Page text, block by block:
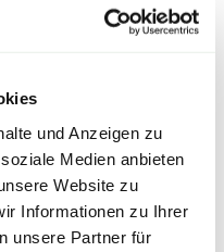
und Anzeigen zu
Medien anbieten
Website zu
Informationen zu Ihrer
unsere Partner für
Schutzwindel
des Transports